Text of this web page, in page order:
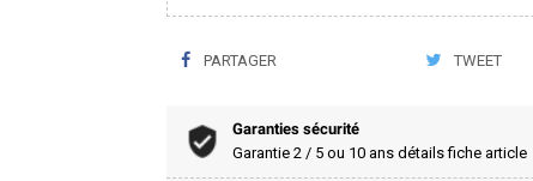
PARTAGER TWEET
Garanties sécurité
Garantie 2 / 5 ou 10 ans détails fiche article